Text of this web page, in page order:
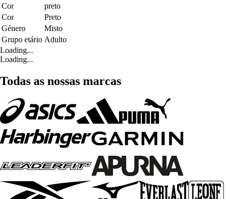
Cor
preto
Cor
Preto
Género
Misto
Grupo etário Adulto
Loading...
Loading...
Todas as nossas marcas